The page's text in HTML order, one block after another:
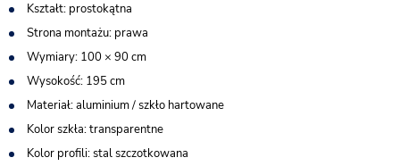
Kształt: prostokątna
Strona montażu: prawa
Wymiary: 100 × 90 cm
Wysokość: 195 cm
Materiał: aluminium / szkło hartowane
Kolor szkła: transparentne
Kolor profili: stal szczotkowana